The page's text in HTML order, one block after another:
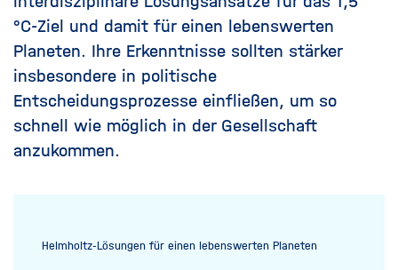
°C-Ziel und damit für einen lebenswerten
Planeten. Ihre Erkenntnisse sollten stärker
insbesondere in politische
Entscheidungsprozesse einfließen, um so
schnell wie möglich in der Gesellschaft
anzukommen.
Helmholtz-Lösungen für einen lebenswerten Planeten